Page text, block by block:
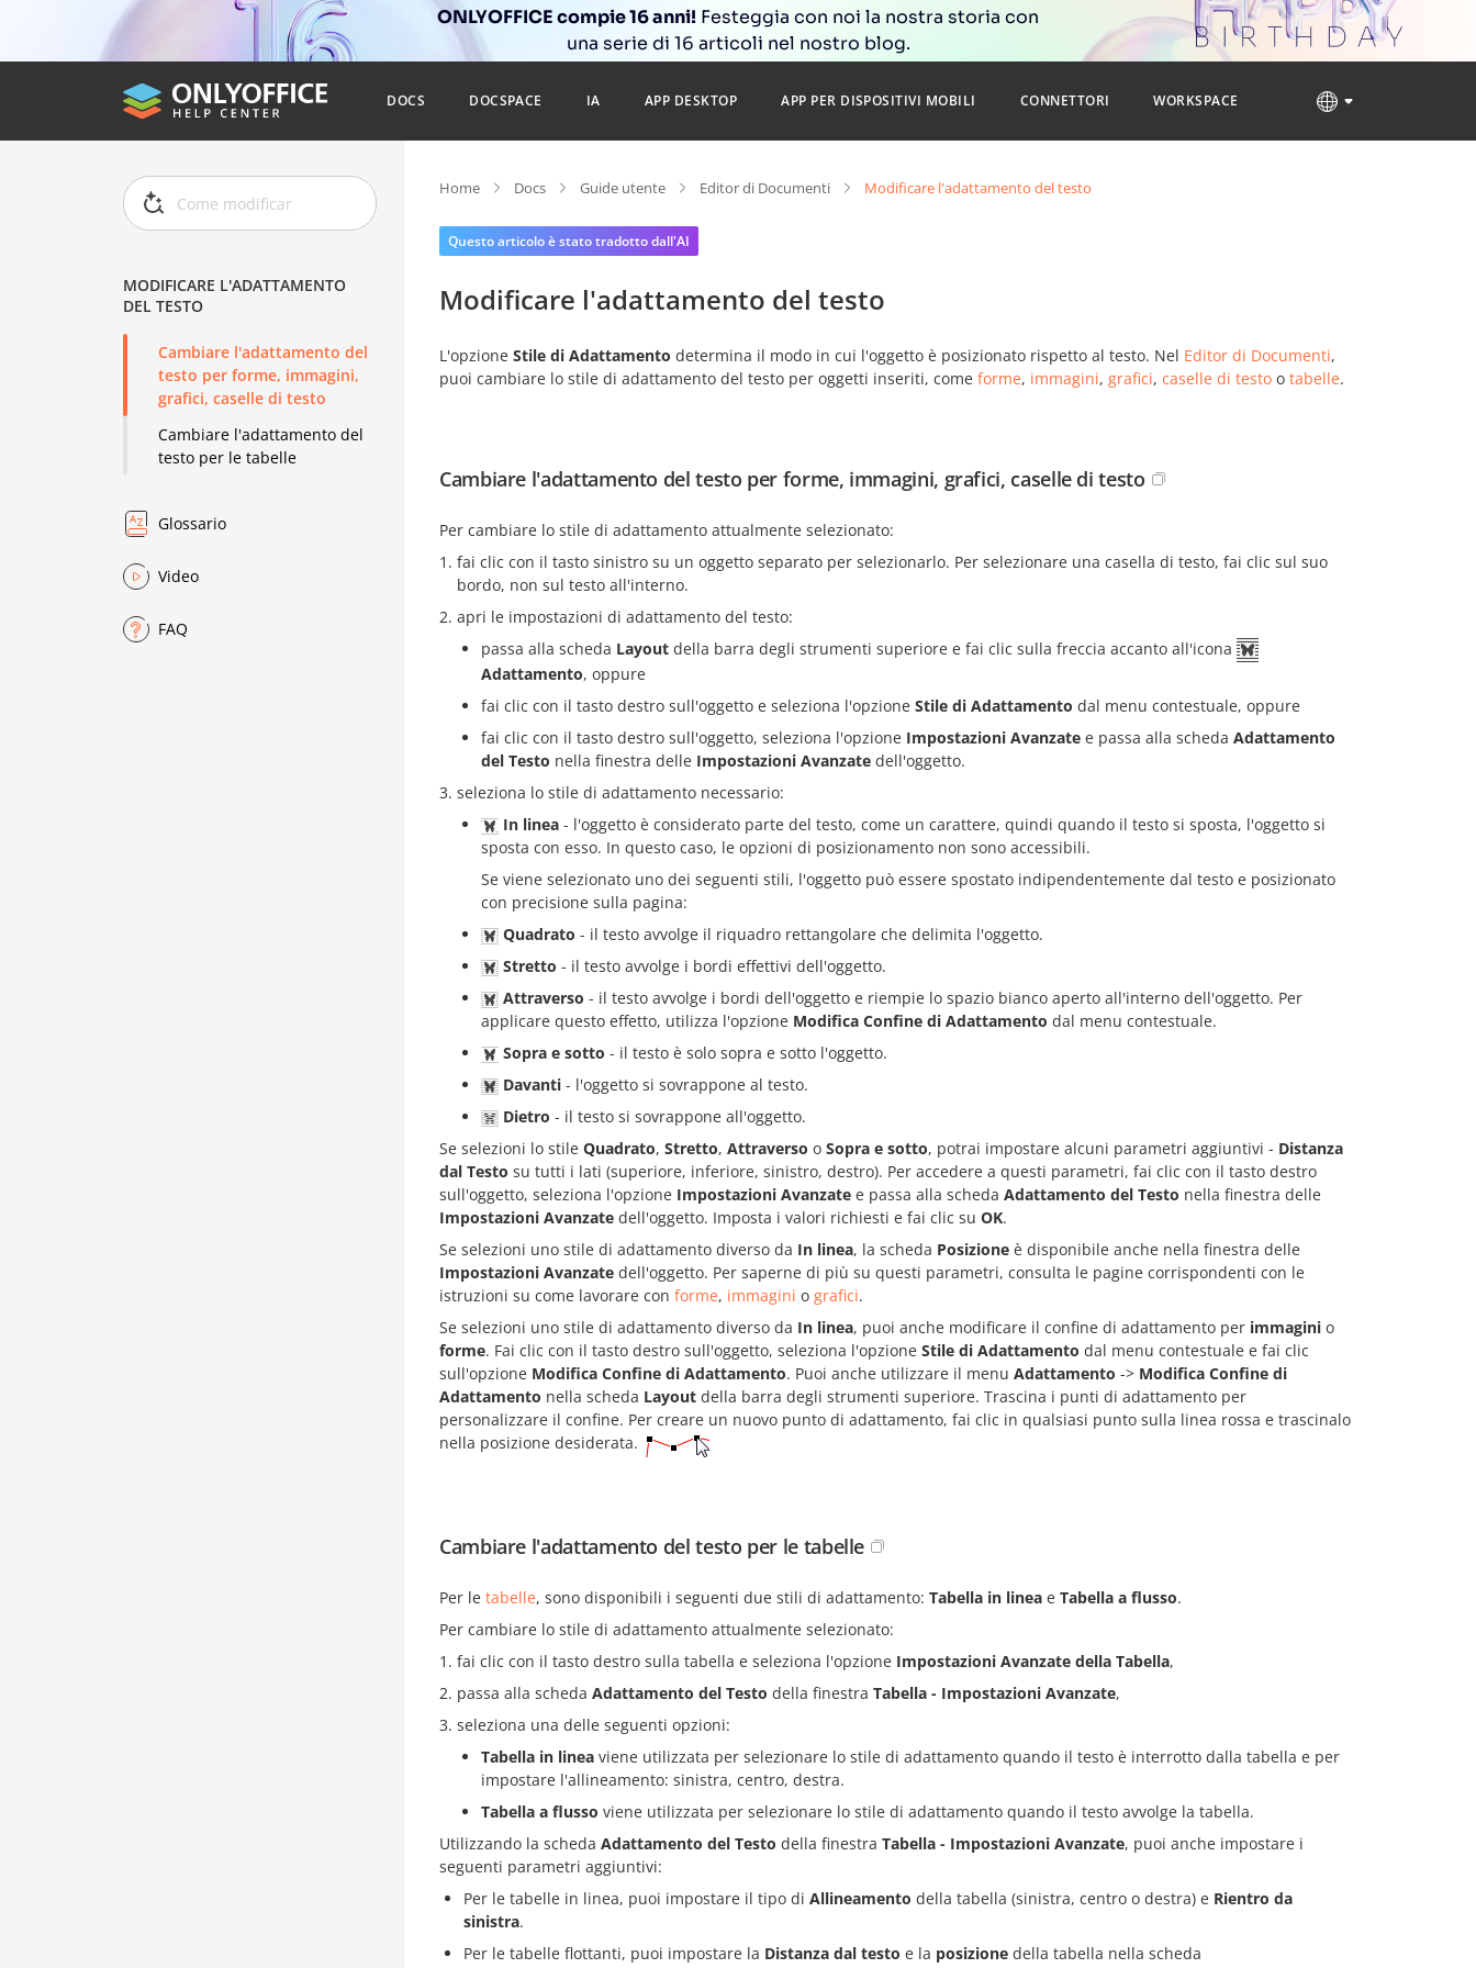
ONLYOFFICE compie 16 anni! Festeggia con noi la nostra storia con
una serie di 16 articoli nel nostro blog.
DOCS DOCSPACE IA APP DESKTOP APP PER DISPOSITIVI MOBILI CONNETTORI WORKSPACE
MODIFICARE L'ADATTAMENTO
DEL TESTO
Cambiare l'adattamento del
testo per forme, immagini,
grafici, caselle di testo
Cambiare l'adattamento del
testo per le tabelle
Glossario
Video
FAQ
Home Docs Guide utente Editor di Documenti Modificare l'adattamento del testo
Questo articolo è stato tradotto dall'AI
Modificare l'adattamento del testo
L'opzione Stile di Adattamento determina il modo in cui l'oggetto è posizionato rispetto al testo. Nel Editor di Documenti,
puoi cambiare lo stile di adattamento del testo per oggetti inseriti, come forme, immagini, grafici, caselle di testo o tabelle.
Cambiare l'adattamento del testo per forme, immagini, grafici, caselle di testo
Per cambiare lo stile di adattamento attualmente selezionato:
fai clic con il tasto sinistro su un oggetto separato per selezionarlo. Per selezionare una casella di testo, fai clic sul suo
bordo, non sul testo all'interno.
apri le impostazioni di adattamento del testo:
passa alla scheda Layout della barra degli strumenti superiore e fai clic sulla freccia accanto all'icona
Adattamento, oppure
fai clic con il tasto destro sull'oggetto e seleziona l'opzione Stile di Adattamento dal menu contestuale, oppure
fai clic con il tasto destro sull'oggetto, seleziona l'opzione Impostazioni Avanzate e passa alla scheda Adattamento
del Testo nella finestra delle Impostazioni Avanzate dell'oggetto.
seleziona lo stile di adattamento necessario:
In linea - l'oggetto è considerato parte del testo, come un carattere, quindi quando il testo si sposta, l'oggetto si
sposta con esso. In questo caso, le opzioni di posizionamento non sono accessibili.
Se viene selezionato uno dei seguenti stili, l'oggetto può essere spostato indipendentemente dal testo e posizionato
con precisione sulla pagina:
Quadrato - il testo avvolge il riquadro rettangolare che delimita l'oggetto.
Stretto - il testo avvolge i bordi effettivi dell'oggetto.
Attraverso - il testo avvolge i bordi dell'oggetto e riempie lo spazio bianco aperto all'interno dell'oggetto. Per
applicare questo effetto, utilizza l'opzione Modifica Confine di Adattamento dal menu contestuale.
Sopra e sotto - il testo è solo sopra e sotto l'oggetto.
Davanti - l'oggetto si sovrappone al testo.
Dietro - il testo si sovrappone all'oggetto.
Se selezioni lo stile Quadrato, Stretto, Attraverso o Sopra e sotto, potrai impostare alcuni parametri aggiuntivi - Distanza
dal Testo su tutti i lati (superiore, inferiore, sinistro, destro). Per accedere a questi parametri, fai clic con il tasto destro
sull'oggetto, seleziona l'opzione Impostazioni Avanzate e passa alla scheda Adattamento del Testo nella finestra delle
Impostazioni Avanzate dell'oggetto. Imposta i valori richiesti e fai clic su OK.
Se selezioni uno stile di adattamento diverso da In linea, la scheda Posizione è disponibile anche nella finestra delle
Impostazioni Avanzate dell'oggetto. Per saperne di più su questi parametri, consulta le pagine corrispondenti con le
istruzioni su come lavorare con forme, immagini o grafici.
Se selezioni uno stile di adattamento diverso da In linea, puoi anche modificare il confine di adattamento per immagini o
forme. Fai clic con il tasto destro sull'oggetto, seleziona l'opzione Stile di Adattamento dal menu contestuale e fai clic
sull'opzione Modifica Confine di Adattamento. Puoi anche utilizzare il menu Adattamento -> Modifica Confine di
Adattamento nella scheda Layout della barra degli strumenti superiore. Trascina i punti di adattamento per
personalizzare il confine. Per creare un nuovo punto di adattamento, fai clic in qualsiasi punto sulla linea rossa e trascinalo
nella posizione desiderata.
Cambiare l'adattamento del testo per le tabelle
Per le tabelle, sono disponibili i seguenti due stili di adattamento: Tabella in linea e Tabella a flusso.
Per cambiare lo stile di adattamento attualmente selezionato:
fai clic con il tasto destro sulla tabella e seleziona l'opzione Impostazioni Avanzate della Tabella,
passa alla scheda Adattamento del Testo della finestra Tabella - Impostazioni Avanzate,
seleziona una delle seguenti opzioni:
Tabella in linea viene utilizzata per selezionare lo stile di adattamento quando il testo è interrotto dalla tabella e per
impostare l'allineamento: sinistra, centro, destra.
Tabella a flusso viene utilizzata per selezionare lo stile di adattamento quando il testo avvolge la tabella.
Utilizzando la scheda Adattamento del Testo della finestra Tabella - Impostazioni Avanzate, puoi anche impostare i
seguenti parametri aggiuntivi:
Per le tabelle in linea, puoi impostare il tipo di Allineamento della tabella (sinistra, centro o destra) e Rientro da
sinistra.
Per le tabelle flottanti, puoi impostare la Distanza dal testo e la posizione della tabella nella scheda